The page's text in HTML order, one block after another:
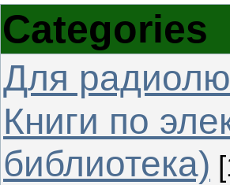
Categories
Для
Книги по
библиотека)